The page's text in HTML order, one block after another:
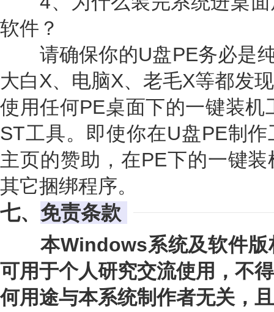
软件？
请确保你的U盘PE务必是纯
大白X、电脑X、老毛X等都发
使用任何PE桌面下的一键装
ST工具。即使你在U盘PE制
主页的赞助，在PE下的一键
其它捆绑程序。
七、 免责条款
本Windows系统及软件版
可用于个人研究交流使用，不
何用途与本系统制作者无关，